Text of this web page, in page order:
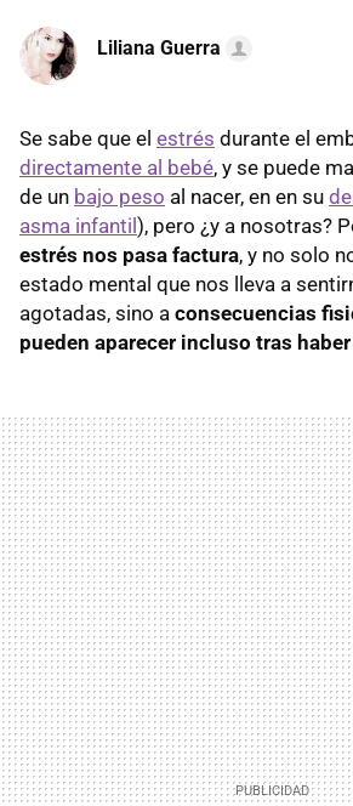
Liliana Guerra
Se sabe que el estrés durante el
directamente al bebé, y se puede
de un bajo peso al nacer, en en su
asma infantil), pero ¿y a nosotras?
estrés nos pasa factura, y no solo
estado mental que nos lleva a
agotadas, sino a consecuencias
pueden aparecer incluso tras